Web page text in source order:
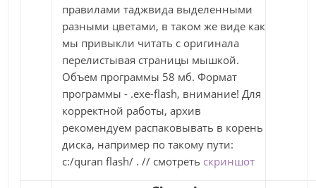
правилами таджвида выделенными
разными цветами, в таком же виде как
мы привыкли читать с оригинала
перелистывая страницы мышкой.
Объем программы 58 мб. Формат
программы - .exe-flash, внимание! Для
корректной работы, архив
рекомендуем распаковывать в корень
диска, например по такому пути:
c:/quran flash/ . // смотреть скриншот